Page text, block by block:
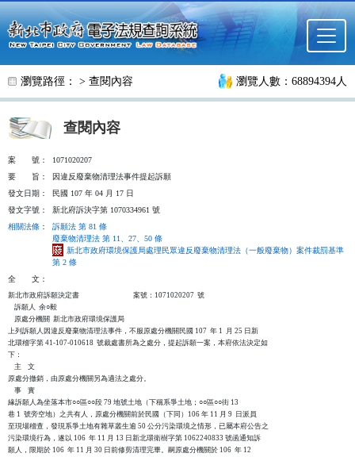
跳至主要內容
瀏覽路徑： > 查閱內容 瀏覽人數：68894394人
查閱內容
案 號：
1071020207
要
旨：
因違反廢棄物清理法事件提起訴願
發文日期：
民國 107 年 04 月 17 日
發文字號：
新北府訴決字第 1070334961 號
相關法條 ：
訴願法 第 81 條
廢棄物清理法 第 11、27、50 條
新北市政府環境保護局處理民眾違反廢棄物清理法（一般廢棄物）案件裁罰基準
第 2 條
全
文：
新北市政府訴願決定書                                  案號：1071020207  號
    訴願人  余○毅
    原處分機關  新北市政府環境保護局
上列訴願人因違反廢棄物清理法事件，不服原處分機關民國 107  年 1  月 25 日新
北環稽字第 41-107-010618  號裁處書所為之處分，提起訴願一案，本府依法決定如
下：
    主    文
原處分撤銷，由原處分機關另為適法之處分。
    事    實
緣訴願人為坐落本市○○區○○段 79 地號土地（下稱系爭土地；○○區○○街 13
巷 1  號旁空地）之共有人，原處分機關前於民國（下同）106 年 11 月 9  日派員
至現場稽查，發現系爭土地有雜草叢生逾 50 公分污染環境之情形，已屬本府公告之
污染環境行為，遂以 106  年 11 月 13 日新北環衛樹字第 1062240833 號函通知訴
願人，限期於 106  年 11 月 30 日前修剪清理完畢。嗣原處分機關於 106  年 12